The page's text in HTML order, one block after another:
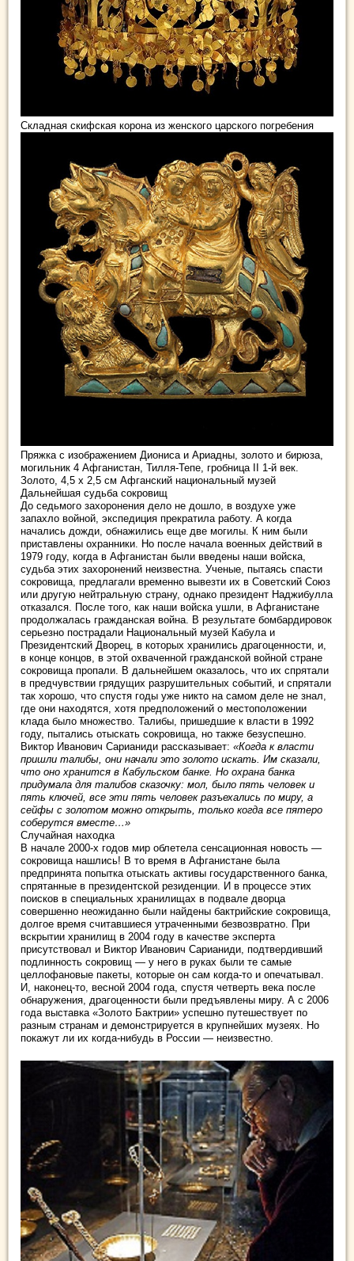
Складная скифская корона из женского царского погребения
Пряжка с изображением Диониса и Ариадны, золото и бирюза,
могильник 4 Афганистан, Тилля-Тепе, гробница II 1-й век.
Золото, 4,5 x 2,5 см Афганский национальный музей
Дальнейшая судьба сокровищ
До седьмого захоронения дело не дошло, в воздухе уже
запахло войной, экспедиция прекратила работу. А когда
начались дожди, обнажились еще две могилы. К ним были
приставлены охранники. Но после начала военных действий в
1979 году, когда в Афганистан были введены наши войска,
судьба этих захоронений неизвестна. Ученые, пытаясь спасти
сокровища, предлагали временно вывезти их в Советский Союз
или другую нейтральную страну, однако президент Наджибулла
отказался. После того, как наши войска ушли, в Афганистане
продолжалась гражданская война. В результате бомбардировок
серьезно пострадали Национальный музей Кабула и
Президентский Дворец, в которых хранились драгоценности, и,
в конце концов, в этой охваченной гражданской войной стране
сокровища пропали. В дальнейшем оказалось, что их спрятали
в предчувствии грядущих разрушительных событий, и спрятали
так хорошо, что спустя годы уже никто на самом деле не знал,
где они находятся, хотя предположений о местоположении
клада было множество. Талибы, пришедшие к власти в 1992
году, пытались отыскать сокровища, но также безуспешно.
Виктор Иванович Сарианиди рассказывает: «Когда к власти
пришли талибы, они начали это золото искать. Им сказали,
что оно хранится в Кабульском банке. Но охрана банка
придумала для талибов сказочку: мол, было пять человек и
пять ключей, все эти пять человек разъехались по миру, а
сейфы с золотом можно открыть, только когда все пятеро
соберутся вместе…»
Случайная находка
В начале 2000-х годов мир облетела сенсационная новость —
сокровища нашлись! В то время в Афганистане была
предпринята попытка отыскать активы государственного банка,
спрятанные в президентской резиденции. И в процессе этих
поисков в специальных хранилищах в подвале дворца
совершенно неожиданно были найдены бактрийские сокровища,
долгое время считавшиеся утраченными безвозвратно. При
вскрытии хранилищ в 2004 году в качестве эксперта
присутствовал и Виктор Иванович Сарианиди, подтвердивший
подлинность сокровищ — у него в руках были те самые
целлофановые пакеты, которые он сам когда-то и опечатывал.
И, наконец-то, весной 2004 года, спустя четверть века после
обнаружения, драгоценности были предъявлены миру. А с 2006
года выставка «Золото Бактрии» успешно путешествует по
разным странам и демонстрируется в крупнейших музеях. Но
покажут ли их когда-нибудь в России — неизвестно.